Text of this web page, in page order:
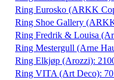
Ring Eurosko (ARKK
Ring Shoe Gallery
Ring Fredrik & Louisa
Ring Mestergull (Arne
Ring Elkjøp (Arozzi):
Ring VITA (Art Deco):